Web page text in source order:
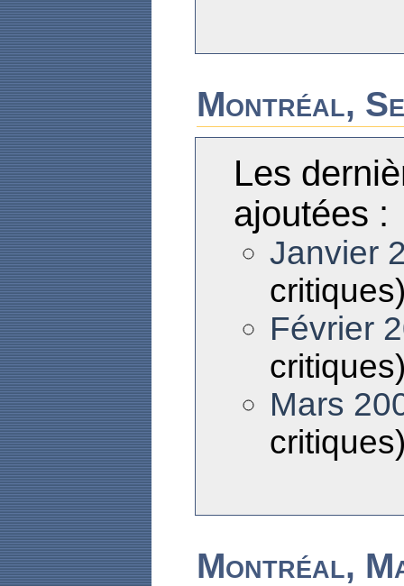
Montréal,
Les
ajoutées :
Janvier
Février
Mars
Montréal,